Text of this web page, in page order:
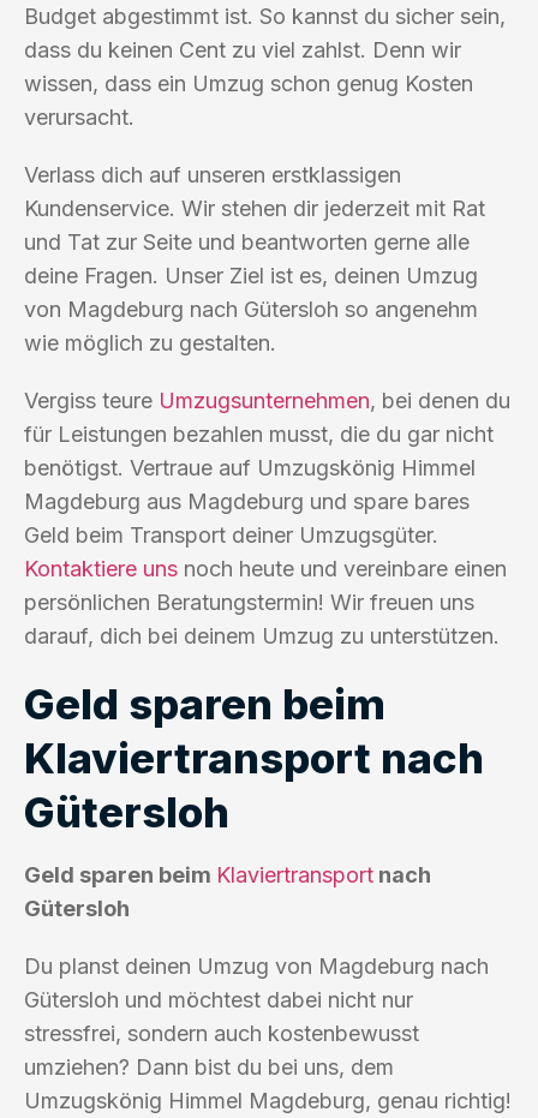
Budget abgestimmt ist. So kannst du sicher sein,
dass du keinen Cent zu viel zahlst. Denn wir
wissen, dass ein Umzug schon genug Kosten
verursacht.
Verlass dich auf unseren erstklassigen
Kundenservice. Wir stehen dir jederzeit mit Rat
und Tat zur Seite und beantworten gerne alle
deine Fragen. Unser Ziel ist es, deinen Umzug
von Magdeburg nach Gütersloh so angenehm
wie möglich zu gestalten.
Vergiss teure Umzugsunternehmen, bei denen du
für Leistungen bezahlen musst, die du gar nicht
benötigst. Vertraue auf Umzugskönig Himmel
Magdeburg aus Magdeburg und spare bares
Geld beim Transport deiner Umzugsgüter.
Kontaktiere uns noch heute und vereinbare einen
persönlichen Beratungstermin! Wir freuen uns
darauf, dich bei deinem Umzug zu unterstützen.
Geld sparen beim
Klaviertransport nach
Gütersloh
Geld sparen beim Klaviertransport nach
Gütersloh
Du planst deinen Umzug von Magdeburg nach
Gütersloh und möchtest dabei nicht nur
stressfrei, sondern auch kostenbewusst
umziehen? Dann bist du bei uns, dem
Umzugskönig Himmel Magdeburg, genau richtig!